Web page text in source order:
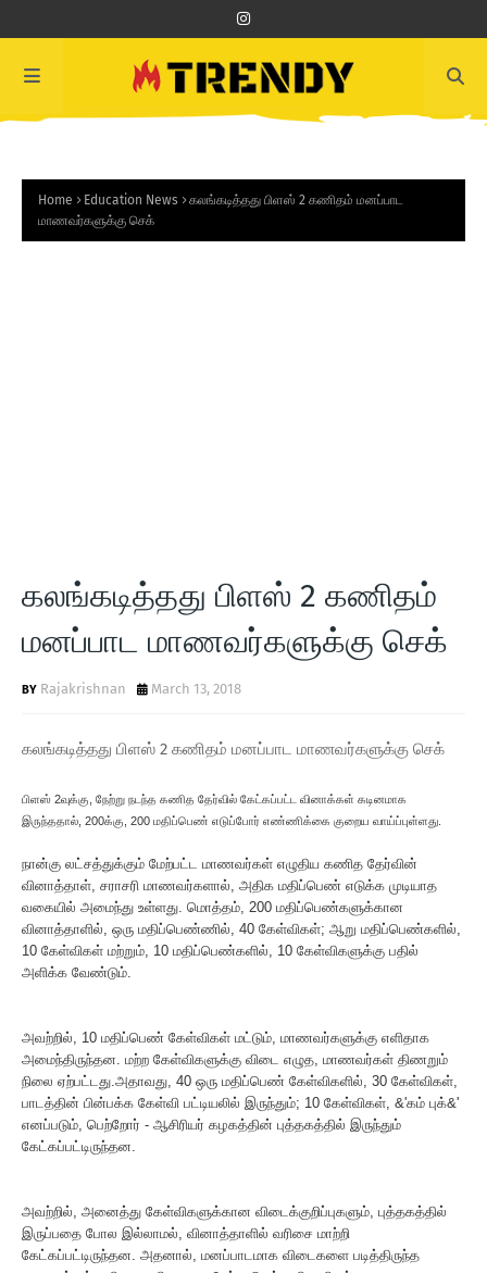
Home Education News
கலங்கடித்தது பிளஸ் 2 கணிதம் மனப்பாட
மாணவர்களுக்கு செக்
கலங்கடித்தது பிளஸ் 2 கணிதம்
மனப்பாட மாணவர்களுக்கு செக்
Rajakrishnan March 13, 2018
கலங்கடித்தது பிளஸ் 2 கணிதம் மனப்பாட மாணவர்களுக்கு செக்
பிளஸ் 2வுக்கு, நேற்று நடந்த கணித தேர்வில் கேட்கப்பட்ட வினாக்கள் கடினமாக
இருந்ததால், 200க்கு, 200 மதிப்பெண் எடுப்போர் எண்ணிக்கை குறைய வாய்ப்புள்ளது.
நான்கு லட்சத்துக்கும் மேற்பட்ட மாணவர்கள் எழுதிய கணித தேர்வின்
வினாத்தாள், சராசரி மாணவர்களால், அதிக மதிப்பெண் எடுக்க முடியாத
வகையில் அமைந்து உள்ளது. மொத்தம், 200 மதிப்பெண்களுக்கான
வினாத்தாளில், ஒரு மதிப்பெண்ணில், 40 கேள்விகள்; ஆறு மதிப்பெண்களில்,
10 கேள்விகள் மற்றும், 10 மதிப்பெண்களில், 10 கேள்விகளுக்கு பதில்
அளிக்க வேண்டும்.
அவற்றில், 10 மதிப்பெண் கேள்விகள் மட்டும், மாணவர்களுக்கு எளிதாக
அமைந்திருந்தன. மற்ற கேள்விகளுக்கு விடை எழுத, மாணவர்கள் திணறும்
நிலை ஏற்பட்டது.அதாவது, 40 ஒரு மதிப்பெண் கேள்விகளில், 30 கேள்விகள்,
பாடத்தின் பின்பக்க கேள்வி பட்டியலில் இருந்தும்; 10 கேள்விகள், &'கம் புக்&'
எனப்படும், பெற்றோர் - ஆசிரியர் கழகத்தின் புத்தகத்தில் இருந்தும்
கேட்கப்பட்டிருந்தன.
அவற்றில், அனைத்து கேள்விகளுக்கான விடைக்குறிப்புகளும், புத்தகத்தில்
இருப்பதை போல இல்லாமல், வினாத்தாளில் வரிசை மாற்றி
கேட்கப்பட்டிருந்தன. அதனால், மனப்பாடமாக விடைகளை படித்திருந்த